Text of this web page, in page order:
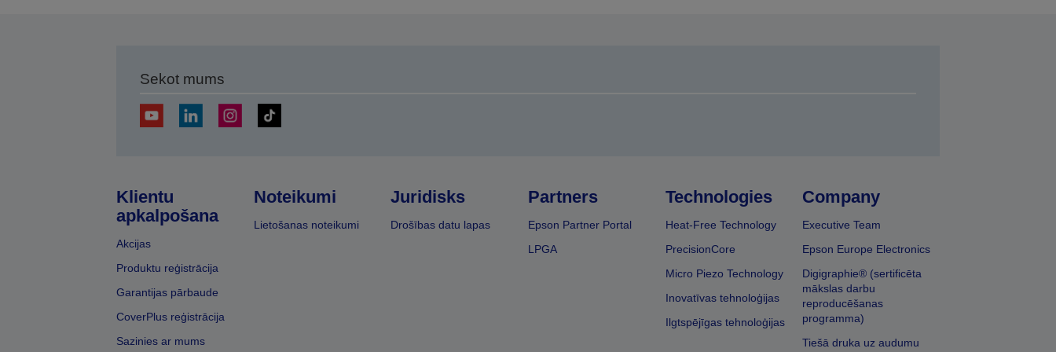
Sekot mums
Klientu
apkalpošana
Akcijas
Produktu reģistrācija
Garantijas pārbaude
CoverPlus reģistrācija
Sazinies ar mums
Noteikumi
Lietošanas noteikumi
Juridisks
Drošības datu lapas
Partners
Epson Partner Portal
LPGA
Technologies
Heat-Free Technology
PrecisionCore
Micro Piezo Technology
Inovatīvas tehnoloģijas
Ilgtspējīgas tehnoloģijas
Company
Executive Team
Epson Europe Electronics
Digigraphie® (sertificēta
mākslas darbu
reproducēšanas
programma)
Tiešā druka uz audumu